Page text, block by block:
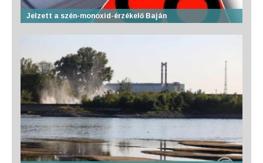
Jelzett a szén-monoxid-érzékelő Baján